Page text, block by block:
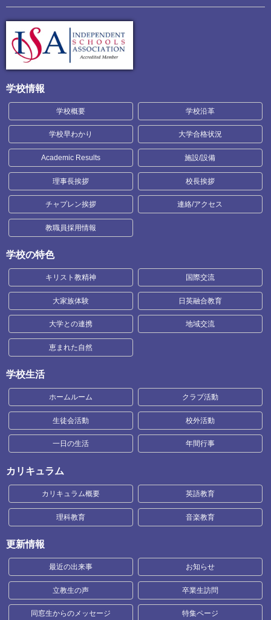
学校情報
学校概要 学校沿革
学校早わかり 大学合格状況
Academic Results 施設/設備
理事長挨拶 校長挨拶
チャプレン挨拶 連絡/アクセス
教職員採用情報
学校の特色
キリスト教精神 国際交流
大家族体験 日英融合教育
大学との連携 地域交流
恵まれた自然
学校生活
ホームルーム クラブ活動
生徒会活動 校外活動
一日の生活 年間行事
カリキュラム
カリキュラム概要 英語教育
理科教育 音楽教育
更新情報
最近の出来事 お知らせ
立教生の声 卒業生訪問
同窓生からのメッセージ 特集ページ